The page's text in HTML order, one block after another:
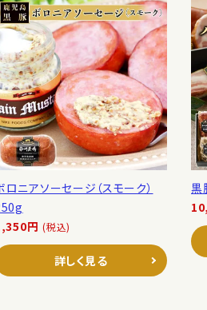
ロニアソーセージ（スモーク）
円 (税込)
詳しく見る
黒